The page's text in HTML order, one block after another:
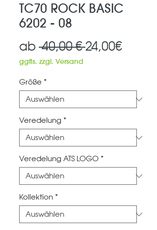
TC70 ROCK BASIC
6202 - 08
ab 40,00 € 24,00€Sale-
ggfls. zzgl. Versand
Größe *
Veredelung *
Veredelung ATS LOGO *
Kollektion *